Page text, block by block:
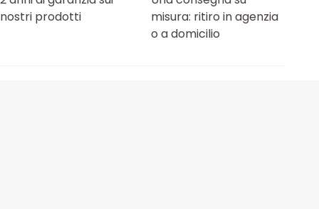
nostri prodotti
misura: ritiro in agenzia
o a domicilio